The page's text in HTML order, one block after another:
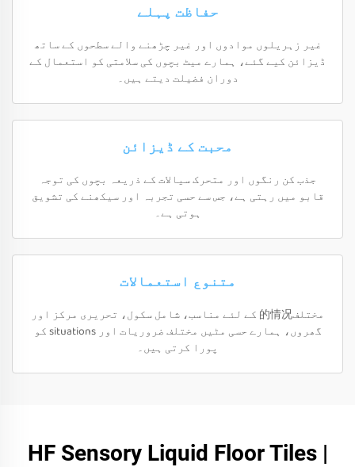
حفاظت پہلے
غیر زہریلوں موادوں اور غیر چڑھنے والے سطحوں کے ساتھ
ڈیزائن کیے گئے، ہمارے میٹ بچوں کی سلامتی کو استعمال کے
دوران فضیلت دیتے ہیں۔
محبت کے ڈیزائن
جذب کن رنگوں اور متحرک سیالات کے ذریعہ بچوں کی توجہ
قابو میں رہتی ہے، جس سے حسی تجربہ اور سیکھنے کی تشویق
ہوتی ہے۔
متنوع استعمالات
مختلف的情况 کے لئے مناسب، شامل سکول، تحریری مرکز اور
گھروں، ہمارے حسی مٹیں مختلف ضروریات اور situations کو
پورا کرتی ہیں۔
HF Sensory Liquid Floor Tiles |